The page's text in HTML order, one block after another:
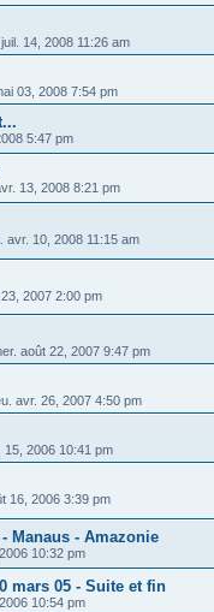
juil. 14, 2008 11:26 am
03, 2008 7:54 pm
5:47 pm
13, 2008 8:21 pm
avr. 10, 2008 11:15 am
2007 2:00 pm
août 22, 2007 9:47 pm
avr. 26, 2007 4:50 pm
15, 2006 10:41 pm
16, 2006 3:39 pm
Manaus - Amazonie
10:32 pm
mars 05 - Suite et fin
10:54 pm